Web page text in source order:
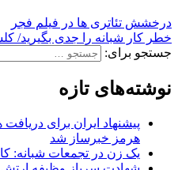
درخشش تئاتری ها در فیلم فجر
خطر کار شبانه را جدی بگیرید/
جستجو برای:
نوشته‌های تازه
پیشنهاد ایران برای
هرمز خبرساز شد
یک زن در تجمعات شبانه: